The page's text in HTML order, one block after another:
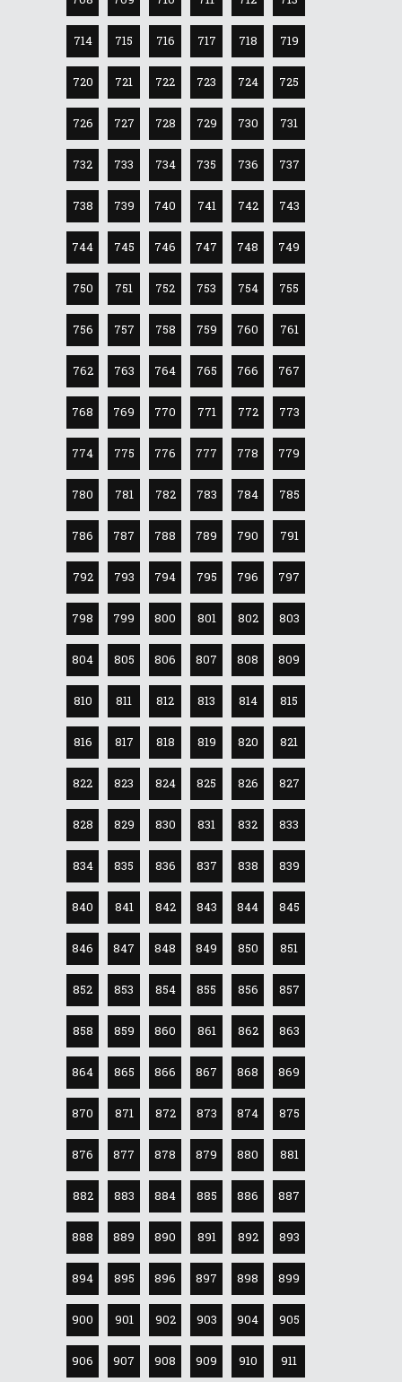
714 715 716 717 718 719
720 721 722 723 724 725
726 727 728 729 730 731
732 733 734 735 736 737
738 739 740 741 742 743
744 745 746 747 748 749
750 751 752 753 754 755
756 757 758 759 760 761
762 763 764 765 766 767
768 769 770 771 772 773
774 775 776 777 778 779
780 781 782 783 784 785
786 787 788 789 790 791
792 793 794 795 796 797
798 799 800 801 802 803
804 805 806 807 808 809
810 811 812 813 814 815
816 817 818 819 820 821
822 823 824 825 826 827
828 829 830 831 832 833
834 835 836 837 838 839
840 841 842 843 844 845
846 847 848 849 850 851
852 853 854 855 856 857
858 859 860 861 862 863
864 865 866 867 868 869
870 871 872 873 874 875
876 877 878 879 880 881
882 883 884 885 886 887
888 889 890 891 892 893
894 895 896 897 898 899
900 901 902 903 904 905
906 907 908 909 910 911